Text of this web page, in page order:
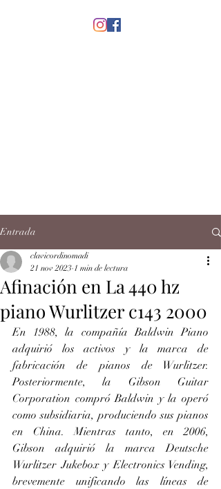
Entrada
Afinación en La 440 hz
piano Wurlitzer c143 2000
clavicordinomadi
21 nov 2023 1 min de lectura
En 1988, la compañía Baldwin Piano
adquirió los activos y la marca de
fabricación de pianos de Wurlitzer.
Posteriormente, la Gibson Guitar
Corporation compró Baldwin y la operó
como subsidiaria, produciendo sus pianos
en China. Mientras tanto, en 2006,
Gibson adquirió la marca Deutsche
Wurlitzer Jukebox y Electronics Vending,
brevemente unificando las líneas de